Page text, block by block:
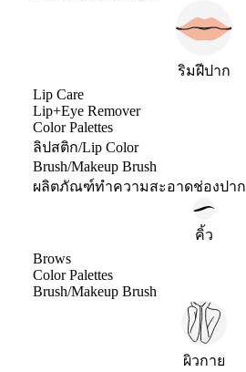
ริมฝีปาก
Lip Care
Lip+Eye Remover
Color Palettes
ลิปสติก/Lip Color
Brush/Makeup Brush
ผลิตภัณฑ์ทำความสะอาดช่องปาก
คิ้ว
Brows
Color Palettes
Brush/Makeup Brush
ผิวกาย